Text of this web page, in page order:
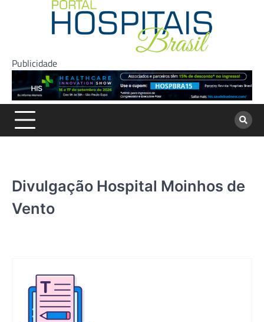
Publicidade
Divulgação Hospital Moinhos de
Vento